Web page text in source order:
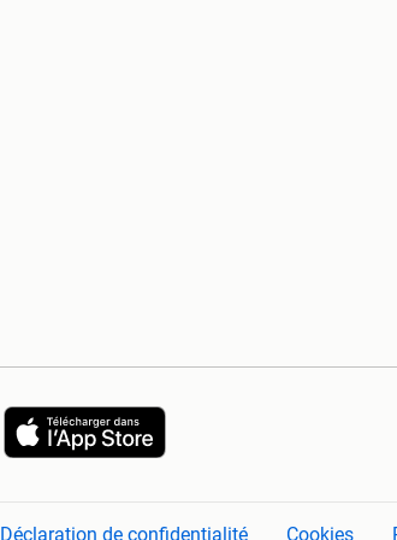
Déclaration de confidentialité Cookies